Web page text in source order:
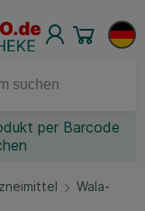
per Barcode
Wala-